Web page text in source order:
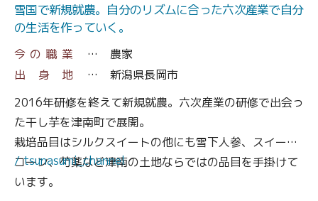
つなすみチャンネル
■家族6人で移住した生活の様子
■雪国での冬の生活→1年目はとにかく大雪で大騒ぎ！2
年目は除雪隊を追っかけ！
■季節の様子→雪解けからグリーンシーズン、紅葉など
など
■観光地へ→河岸段丘や苗場山麓ジオパークのこと
■特産品→美味しいものたくさん！高原野菜や魚沼産コ
つなすみチャンネル
新潟県津南町に住みながら、
■家族6人で移住した生活の様子
■雪国での冬の生活→1年目はとにかく大雪で大騒ぎ！2
年目は除雪隊を追っかけ！
■季節の様子→雪解けからグリーンシーズン、紅葉など
など
■観光地へ→河岸段丘や苗場山麓ジオパークのこと
■特産品→美味しいものたくさん！高原野菜や魚沼産コ
ていく。～
雪国で新規就農。自分のリズムに合った六次産業で自分
の生活を作っていく。
今の職業
農家
出身地
新潟県長岡市
2016年研修を終えて新規就農。六次産業の研修で出会っ
た干し芋を津南町で展開。
栽培品目はシルクスイートの他にも雪下人参、スイート
コーン、芍薬など津南の土地ならではの品目を手掛けて
います。
/ tsunasumi_channel